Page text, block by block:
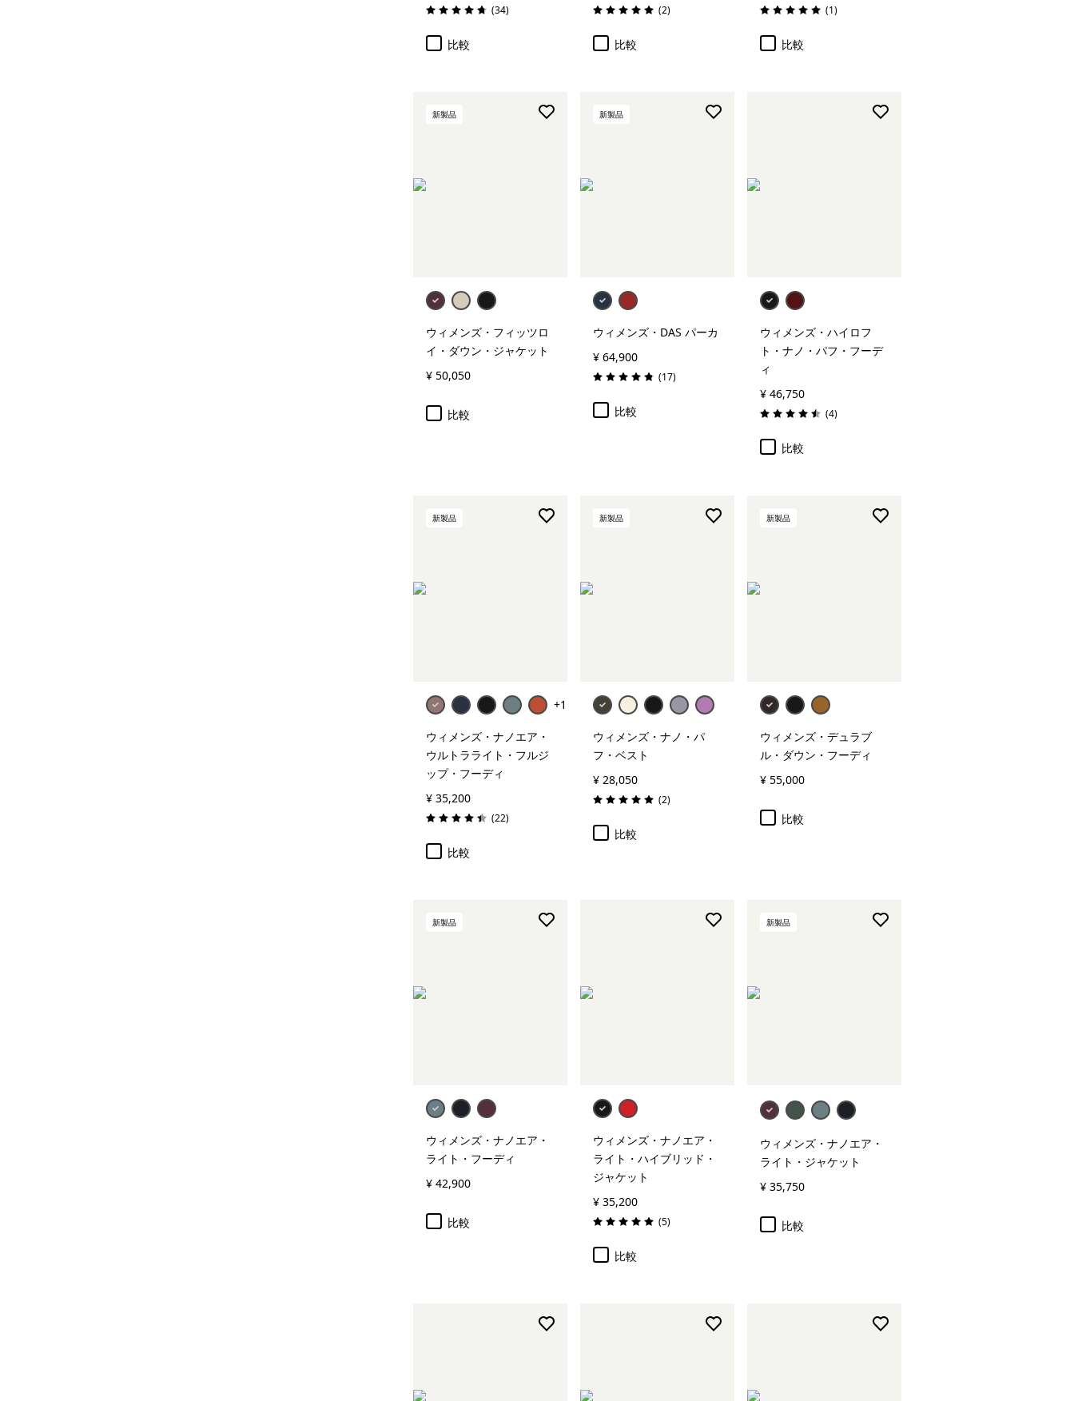
評価: 4.7 / 5 (34レビュー
)
比較
評価: 5.0 / 5 (2レビュー
)
比較
評価: 5.0 / 5 (1レビュー
)
比較
新製品
ウィメンズ・フィッツロ
イ・ダウン・ジャケット
¥ 50,050
比較
新製品
ウィメンズ・DAS パーカ
¥ 64,900
評価: 4.8 / 5 (17レビュー
)
比較
ウィメンズ・ハイロフ
ト・ナノ・パフ・フーデ
ィ
¥ 46,750
評価: 4.5 / 5 (4レビュー
)
比較
新製品
+1
ウィメンズ・ナノエア・
ウルトラライト・フルジ
ップ・フーディ
¥ 35,200
評価: 4.5 / 5 (22レビュー
)
比較
新製品
ウィメンズ・ナノ・パ
フ・ベスト
¥ 28,050
評価: 5.0 / 5 (2レビュー
)
比較
新製品
ウィメンズ・デュラブ
ル・ダウン・フーディ
¥ 55,000
比較
新製品
ウィメンズ・ナノエア・
ライト・フーディ
¥ 42,900
比較
ウィメンズ・ナノエア・
ライト・ハイブリッド・
ジャケット
¥ 35,200
評価: 5.0 / 5 (5レビュー
)
比較
新製品
ウィメンズ・ナノエア・
ライト・ジャケット
¥ 35,750
比較